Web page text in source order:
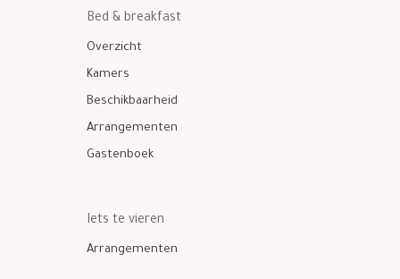
Bed & breakfast
Overzicht
Kamers
Beschikbaarheid
Arrangementen
Gastenboek
Iets te vieren
Arrangementen